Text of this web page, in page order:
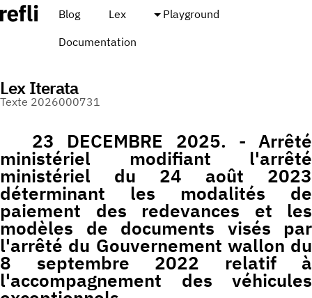
Blog Lex
Playground
Documentation
Lex Iterata
Texte 2026000731
23 DECEMBRE 2025. - Arrêté
ministériel modifiant l'arrêté
ministériel du 24 août 2023
déterminant les modalités de
paiement des redevances et les
modèles de documents visés par
l'arrêté du Gouvernement wallon du
8 septembre 2022 relatif à
l'accompagnement des véhicules